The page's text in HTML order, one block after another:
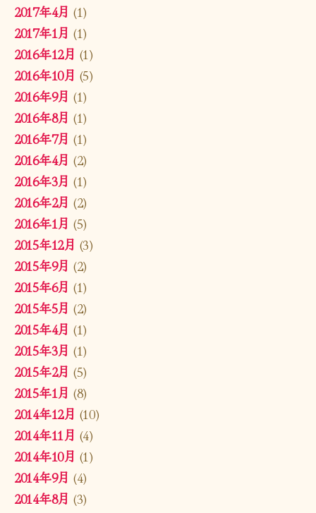
2017年4月 (1)
2017年1月 (1)
2016年12月 (1)
2016年10月 (5)
2016年9月 (1)
2016年8月 (1)
2016年7月 (1)
2016年4月 (2)
2016年3月 (1)
2016年2月 (2)
2016年1月 (5)
2015年12月 (3)
2015年9月 (2)
2015年6月 (1)
2015年5月 (2)
2015年4月 (1)
2015年3月 (1)
2015年2月 (5)
2015年1月 (8)
2014年12月 (10)
2014年11月 (4)
2014年10月 (1)
2014年9月 (4)
2014年8月 (3)